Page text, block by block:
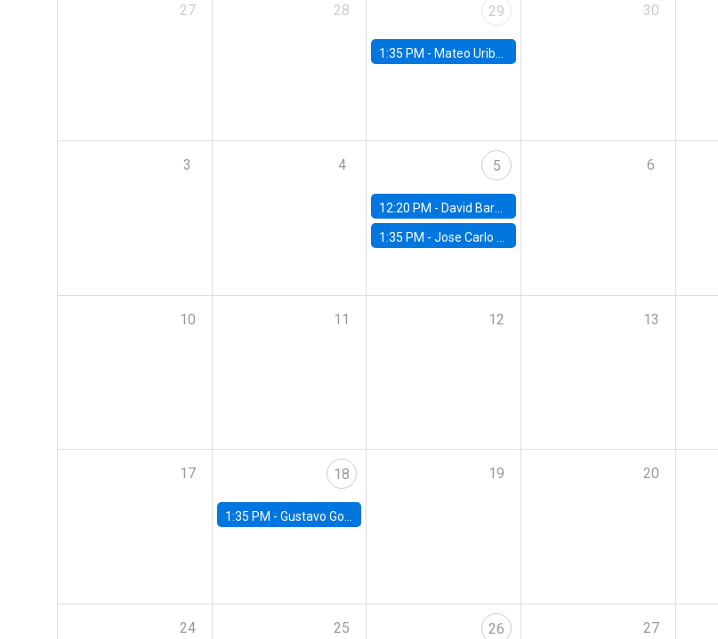
27 28 29
1:35 PM - Mateo Uribe-Castro, Universidad de los Andes (Colombia)
30
3 4 5
12:20 PM - David Bardey, Universidad de los Andes - CEDE
1:35 PM -Jose Carlo Bermudez, UC (ME) & World Bank
6
10 11 12 13
17 18
1:35 PM - Gustavo González, Banco Central de Chile
19 20
24 25 26 27